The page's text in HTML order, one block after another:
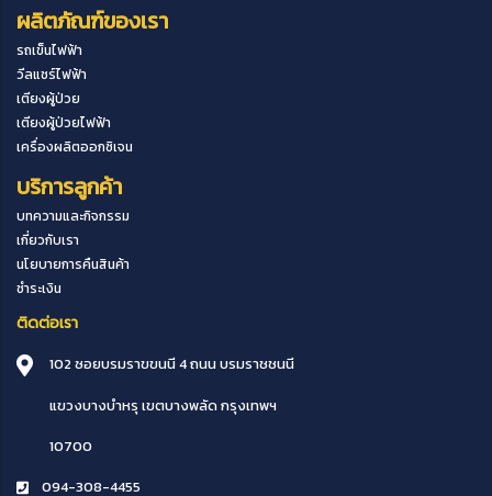
ผลิตภัณฑ์ของเรา
รถเข็นไฟฟ้า
วีลแชร์ไฟฟ้า
เตียงผู้ป่วย
เตียงผู้ป่วยไฟฟ้า
เครื่องผลิตออกซิเจน
บริการลูกค้า
บทความและกิจกรรม
เกี่ยวกับเรา
นโยบายการคืนสินค้า
ชำระเงิน
ติดต่อเรา
102 ซอยบรมราขขนนี 4 ถนน บรมราชชนนี
แขวงบางบำหรุ เขตบางพลัดกรุงเทพฯ
10700
094-308-4455